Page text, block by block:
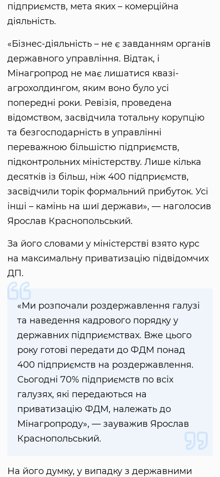
підприємств, мета яких – комерційна
діяльність.
«Бізнес-діяльність – не є завданням органів
державного управління. Відтак, і
Мінагропрод не має лишатися квазі-
агрохолдингом, яким воно було усі
попередні роки. Ревізія, проведена
відомством, засвідчила тотальну корупцію
та безгосподарність в управлінні
переважною більшістю підприємств,
підконтрольних міністерству. Лише кілька
десятків із більш, ніж 400 підприємств,
засвідчили торік формальний прибуток. Усі
інші – камінь на шиї держави», — наголосив
Ярослав Краснопольський.
За його словами у міністерстві взято курс
на максимальну приватизацію підвідомчих
ДП.
«Ми розпочали роздержавлення галузі
та наведення кадрового порядку у
державних підприємствах. Вже цього
року готові передати до ФДМ понад
400 підприємств на роздержавлення.
Сьогодні 70% підприємств по всіх
галузях, які передаються на
приватизацію ФДМ, належать до
Мінагропроду», — зауважив Ярослав
Краснопольський.
На його думку, у випадку з державними